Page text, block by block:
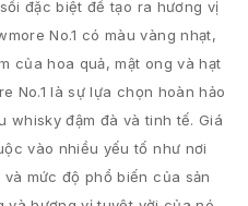
đặc biệt để tạo ra hương vị
No.1 có màu vàng nhạt,
của hoa quả, mật ong và hạt
No.1 là sự lựa chọn hoàn hảo
whisky đậm đà và tinh tế. Giá
vào nhiều yếu tố như nơi
mức độ phổ biến của sản